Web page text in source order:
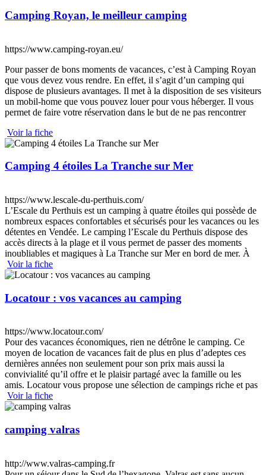
Camping Royan, le meilleur camping
https://www.camping-royan.eu/
Pour passer de bons moments de vacances, c’est à Camping Royan
que vous devez vous rendre. En effet, il s’agit d’un camping qui
dispose de plusieurs avantages. Il met à la disposition de ses visiteurs
un mobil-home que vous pouvez louer pour vous héberger. Il vous
permet de faire votre réservation dans le but de ne pas rencontrer
Voir la fiche
Camping 4 étoiles La Tranche sur Mer
https://www.lescale-du-perthuis.com/
L’Escale du Perthuis est un camping à quatre étoiles qui possède de
nombreux espaces confortables et sécurisés pour les vacances ou les
détentes en Vendée. Le camping l’Escale du Perthuis dispose des
accès directs à la plage et il vous permet de passer des moments
inoubliables et magiques à La Tranche sur Mer en bord de mer. À
Voir la fiche
Locatour : vos vacances au camping
https://www.locatour.com/
Pour des vacances économiques, rien ne détrône le camping. Ce
moyen de location de vacances fait de plus en plus d’adeptes ces
dernières années non seulement pour son prix mais aussi la
convivialité qu’il offre et le plaisir partagé avec la famille ou les
amis. Locatour vous propose une sélection de campings riche et pas
Voir la fiche
camping valras
http://www.valras-camping.fr